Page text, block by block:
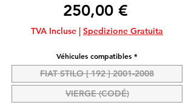
250,00 €
TVA Incluse | Spedizione Gratuita
Véhicules compatibles *
FIAT STILO [ 192 ] 2001-2008
VIERGE (CODÉ)